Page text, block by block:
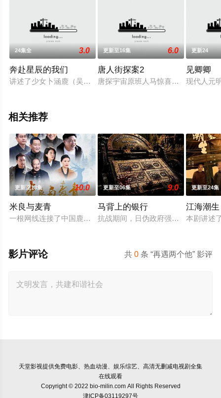
24集全 3.0
奔赴星辰的我们
讲述了少女卜涵鹿（吴芊盈 饰）一直相信自己拯救过世界，坚
更新至16集 6.0
唐人街探案2
唐探宇宙原班人马惊喜回归，四个
更新24
见卿卿
现代人元
相关推荐
更新至13集 10.0
米良与麦青
一根网线连接了中国鹿鸣村和英国牛津，麦香通过视频向米良
更新至06集 9.0
马背上的银行
抗战期间，日伪政府强行推广、使用
更新至24集
江海潮生
本剧讲述
共0 条 “再遇两个他” 影评
影片评论
天堂影视提供免费电影、热血动漫、娱乐综艺、高清无删减电视剧全集
在线观看
Copyright © 2022 bio-milin.com All Rights Reserved
津ICP备03119297号